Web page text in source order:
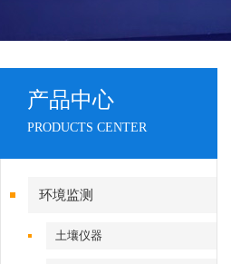
产品中心
PRODUCTS CENTER
环境监测
土壤仪器